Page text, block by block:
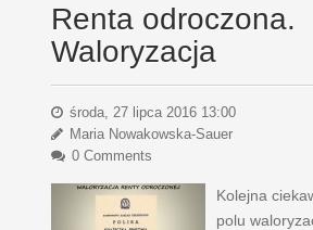
Renta odroczona.
Waloryzacja
środa, 27 lipca 2016 13:00
Maria Nowakowska-Sauer
0 Comments
Kolejna
polu